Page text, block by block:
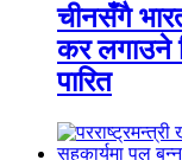
चीनसँगै
कर लगाउने
पारित